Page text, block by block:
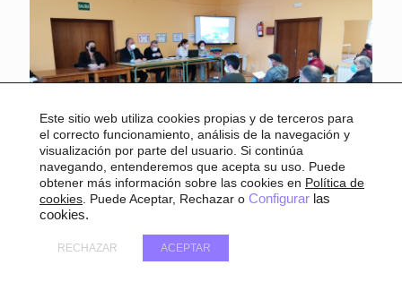
La Junta Consultiva de la Reserva
Este sitio web utiliza cookies propias y de terceros para
el correcto funcionamiento, análisis de la navegación y
visualización por parte del usuario. Si continúa
navegando, entenderemos que acepta su uso. Puede
obtener más información sobre las cookies en Política de
cookies . Puede Aceptar, Rechazar o Configurar las
cookies.
ACEPTAR
RECHAZAR